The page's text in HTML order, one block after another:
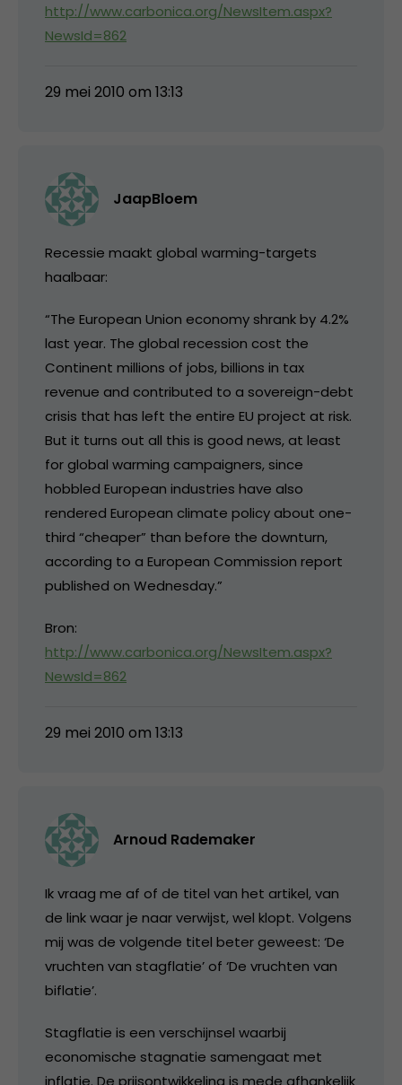
http://www.carbonica.org/NewsItem.aspx?
NewsId=862
29 mei 2010 om 13:13
JaapBloem
Recessie maakt global warming-targets
haalbaar:
“The European Union economy shrank by 4.2%
last year. The global recession cost the
Continent millions of jobs, billions in tax
revenue and contributed to a sovereign-debt
crisis that has left the entire EU project at risk.
But it turns out all this is good news, at least
for global warming campaigners, since
hobbled European industries have also
rendered European climate policy about one-
third “cheaper” than before the downturn,
according to a European Commission report
published on Wednesday.”
Bron:
http://www.carbonica.org/NewsItem.aspx?
NewsId=862
29 mei 2010 om 13:13
Arnoud Rademaker
Ik vraag me af of de titel van het artikel, van
de link waar je naar verwijst, wel klopt. Volgens
mij was de volgende titel beter geweest: ‘De
vruchten van stagflatie’ of ‘De vruchten van
biflatie’.
Stagflatie is een verschijnsel waarbij
economische stagnatie samengaat met
inflatie. De prijsontwikkeling is mede afhankelijk